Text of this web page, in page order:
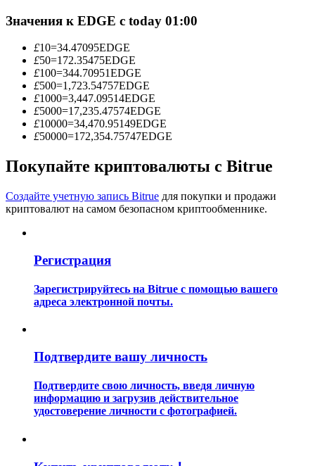
Станьте копи-трейдером
за копи-трейдинг
Информация
Руководство для начинающих по фьючерсам
Значения к EDGE с today 01:00
£10=34.47095EDGE
£50=172.35475EDGE
£100=344.70951EDGE
£500=1,723.54757EDGE
£1000=3,447.09514EDGE
£5000=17,235.47574EDGE
£10000=34,470.95149EDGE
£50000=172,354.75747EDGE
Покупайте криптовалюты с Bitrue
Создайте учетную запись Bitrue для покупки и продажи
криптовалют на самом безопасном криптообменнике.
Регистрация
Зарегистрируйтесь на Bitrue с помощью вашего
адреса электронной почты.
Подтвердите вашу личность
Подтвердите свою личность, введя личную
информацию и загрузив действительное
удостоверение личности с фотографией.